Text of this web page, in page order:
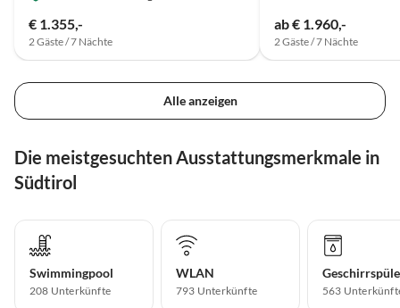
€ 1.355,-
2 Gäste / 7 Nächte
ab € 1.960,-
2 Gäste / 7 Nächte
Alle anzeigen
Die meistgesuchten Ausstattungsmerkmale in
Südtirol
Swimmingpool
208 Unterkünfte
WLAN
793 Unterkünfte 563